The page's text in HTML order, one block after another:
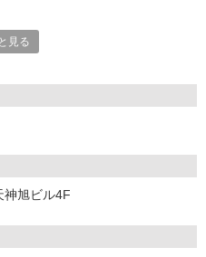
orお電話でご連絡します。
出張面接・事務所面接と選べま
もOKです！
見る
旭ビル4F